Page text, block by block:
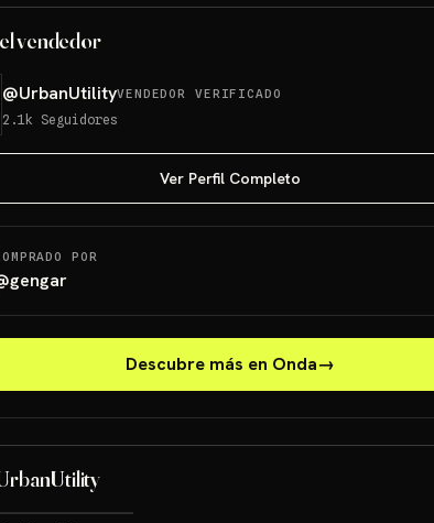
vendedor
@UrbanUtilityVENDEDOR VERIFICADO
2.1k Seguidores
Ver Perfil Completo
POR
gengar
Descubre más en Onda→